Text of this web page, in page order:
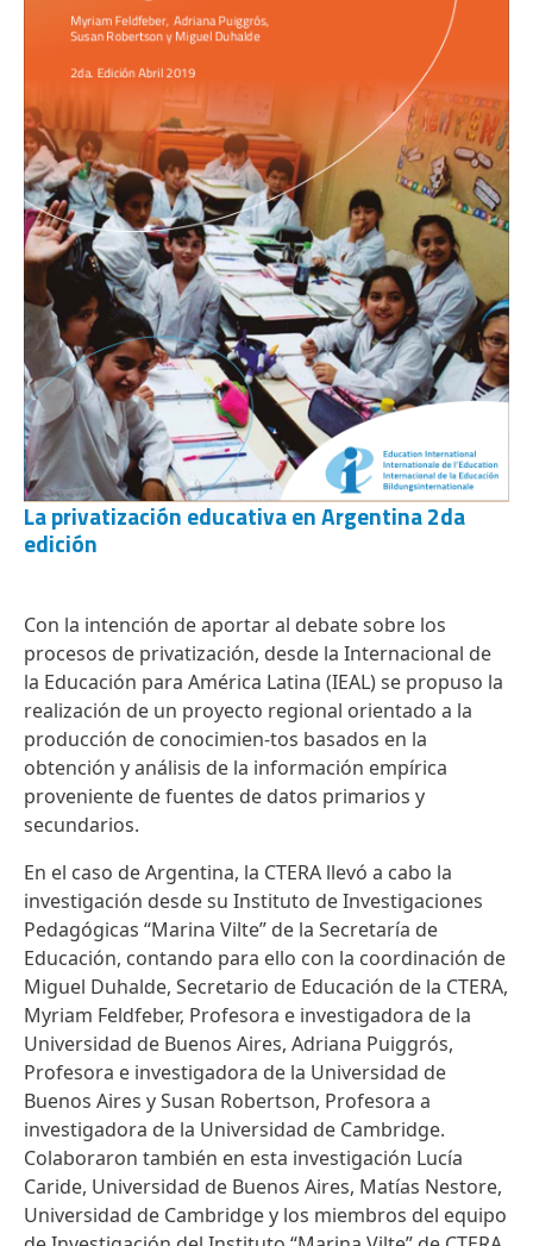
La privatización educativa en Argentina 2da
edición
Con la intención de aportar al debate sobre los
procesos de privatización, desde la Internacional de
la Educación para América Latina (IEAL) se propuso la
realización de un proyecto regional orientado a la
producción de conocimien-tos basados en la
obtención y análisis de la información empírica
proveniente de fuentes de datos primarios y
secundarios.
En el caso de Argentina, la CTERA llevó a cabo la
investigación desde su Instituto de Investigaciones
Pedagógicas “Marina Vilte” de la Secretaría de
Educación, contando para ello con la coordinación de
Miguel Duhalde, Secretario de Educación de la CTERA,
Myriam Feldfeber, Profesora e investigadora de la
Universidad de Buenos Aires, Adriana Puiggrós,
Profesora e investigadora de la Universidad de
Buenos Aires y Susan Robertson, Profesora a
investigadora de la Universidad de Cambridge.
Colaboraron también en esta investigación Lucía
Caride, Universidad de Buenos Aires, Matías Nestore,
Universidad de Cambridge y los miembros del equipo